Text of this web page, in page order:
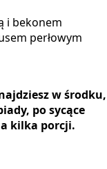
i bekonem
perłowym
w środku,
po sycące
kilka porcji.